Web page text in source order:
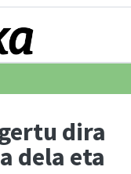
dira
dela eta